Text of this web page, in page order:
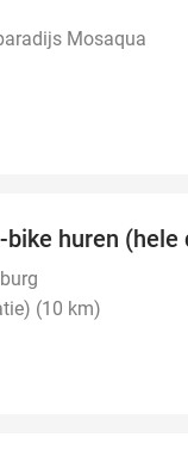
Mosaqua
huren (hele
(10 km)